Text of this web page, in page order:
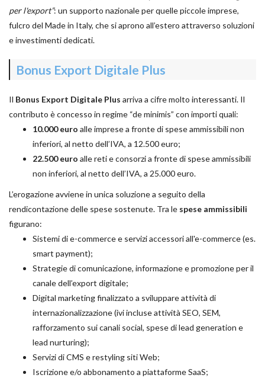
per l'export”: un supporto nazionale per quelle piccole imprese,
fulcro del Made in Italy, che si aprono all’estero attraverso soluzioni
e investimenti dedicati.
Bonus Export Digitale Plus
Il Bonus Export Digitale Plus arriva a cifre molto interessanti. Il
contributo è concesso in regime “de minimis” con importi quali:
10.000 euro alle imprese a fronte di spese ammissibili non
inferiori, al netto dell’IVA, a 12.500 euro;
22.500 euro alle reti e consorzi a fronte di spese ammissibili
non inferiori, al netto dell’IVA, a 25.000 euro.
L’erogazione avviene in unica soluzione a seguito della
rendicontazione delle spese sostenute. Tra le spese ammissibili
figurano:
Sistemi di e-commerce e servizi accessori all'e-commerce (es.
smart payment);
Strategie di comunicazione, informazione e promozione per il
canale dell’export digitale;
Digital marketing finalizzato a sviluppare attività di
internazionalizzazione (ivi incluse attività SEO, SEM,
rafforzamento sui canali social, spese di lead generation e
lead nurturing);
Servizi di CMS e restyling siti Web;
Iscrizione e/o abbonamento a piattaforme SaaS;